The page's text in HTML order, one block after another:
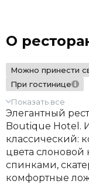
О
Можно принести
При гостинице
Показать все
Элегантный
Boutique Hotel.
классический:
цвета слоновой
спинками,
комфортные